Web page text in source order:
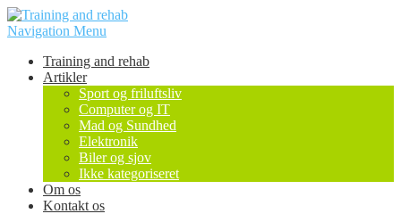
Navigation Menu
Training and rehab
Artikler
Sport og friluftsliv
Computer og IT
Mad og Sundhed
Elektronik
Biler og sjov
Ikke kategoriseret
Om os
Kontakt os